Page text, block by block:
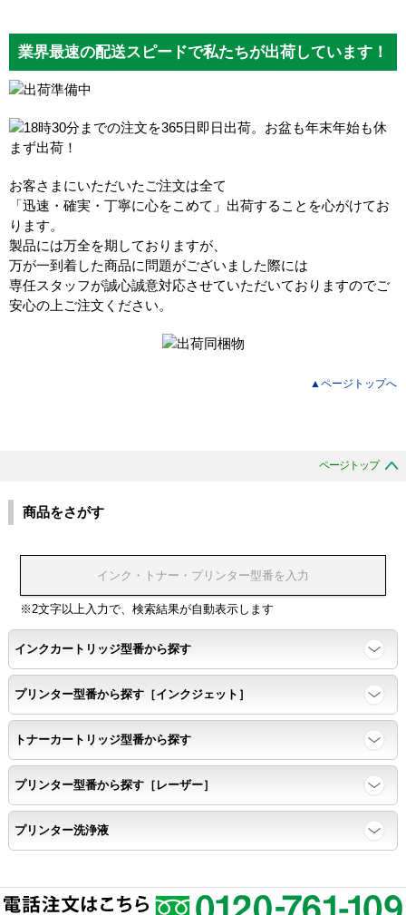
業界最速の配送スピードで私たちが出荷しています！
お客さまにいただいたご注文は全て
「迅速・確実・丁寧に心をこめて」出荷することを心がけてお
ります。
製品には万全を期しておりますが、
万が一到着した商品に問題がございました際には
専任スタッフが誠心誠意対応させていただいておりますのでご
安心の上ご注文ください。
▲ページトップへ
ページトップ
商品をさがす
※2文字以上入力で、検索結果が自動表示します
インクカートリッジ型番から探す
プリンター型番から探す［インクジェット］
トナーカートリッジ型番から探す
プリンター型番から探す［レーザー］
プリンター洗浄液